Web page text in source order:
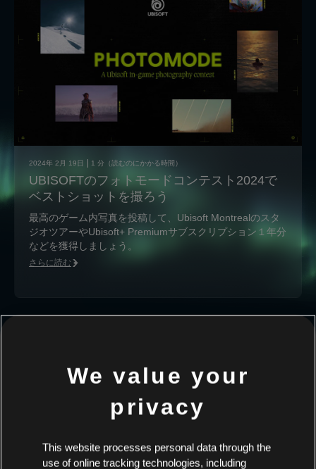
2024年 2月 19日 1 分（読むのにかかる時間）
UBISOFTのフォトモードコンテスト2024で
ベストショットを撮ろう
最高のゲーム内写真を投稿して、Ubisoft Montrealのスタ
ジオツアーやUbisoft+ Premiumサブスクリプション１年分
などを獲得しましょう。
さらに読む
全てのニュース
We value your
privacy
This website processes personal data through the
use of online tracking technologies, including